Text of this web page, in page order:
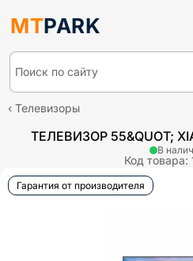
MTPARK
Поиск по сайту
Телевизоры
ТЕЛЕВИЗОР 55&QUOT;
Код товара:
В
Гарантия от производителя